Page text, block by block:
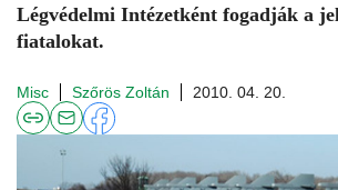
Légvédelmi Intézetként fogadják a
fiatalokat.
Misc Szőrös Zoltán 2010. 04. 20.